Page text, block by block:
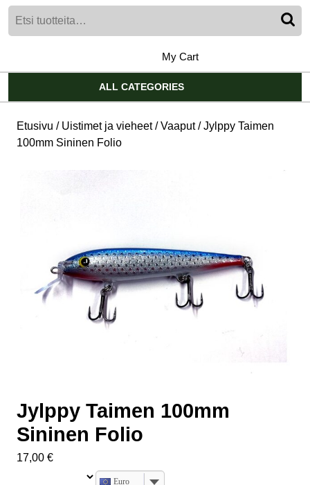
Account
My Cartshopping
cart
ALL CATEGORIES
Etusivu / Uistimet ja vieheet/Vaaput/ Jylppy Taimen
100mm Sininen Folio
Jylppy Taimen 100mm
Sininen Folio
17,00 €
Euro